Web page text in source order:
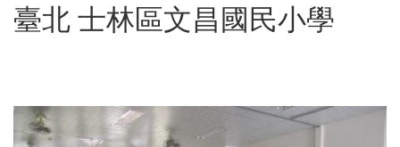
臺北 士林區文昌國民小學